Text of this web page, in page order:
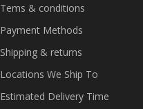
Tems & conditions
Payment Methods
Shipping & returns
Locations We Ship To
Estimated Delivery Time